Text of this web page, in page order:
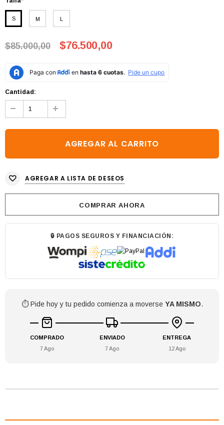
S M L
$85.000,00 $76.500,00
Cantidad:
AGREGAR A LISTA DE DESEOS
COMPRAR AHORA
🔒 PAGOS SEGUROS Y FINANCIACIÓN:
⏱️ Pide hoy y tu pedido comienza a moverse YA MISMO.
COMPRADO
7 Ago
ENVIADO
7 Ago
ENTREGA
12 Ago